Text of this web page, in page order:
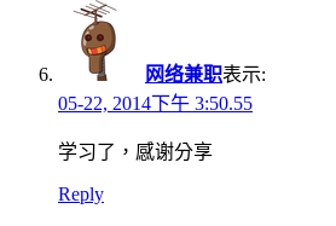
网络兼职表示:
05-22, 2014下午 3:50.55
学习了，感谢分享
Reply